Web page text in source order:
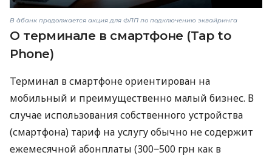
В àбанк продолжается акция для ФЛП по подключению эквайринга
О терминале в смартфоне (Tap to
Phone)
Терминал в смартфоне ориентирован на
мобильный и преимущественно малый бизнес. В
случае использования собственного устройства
(смартфона) тариф на услугу обычно не содержит
ежемесячной абонплаты (300−500 грн как в